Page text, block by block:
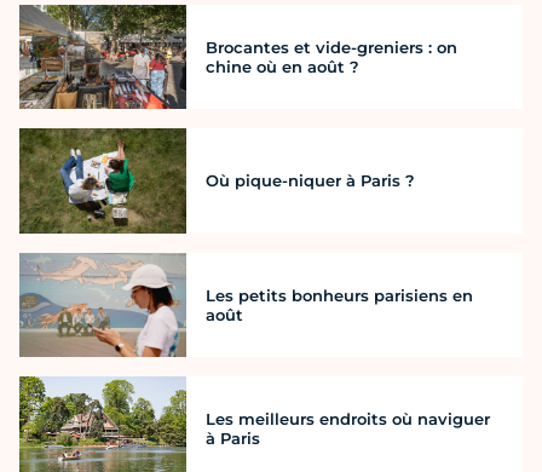
Brocantes et vide-greniers : on
chine où en août ?
Où pique-niquer à Paris ?
Les petits bonheurs parisiens en
août
Les meilleurs endroits où naviguer
à Paris